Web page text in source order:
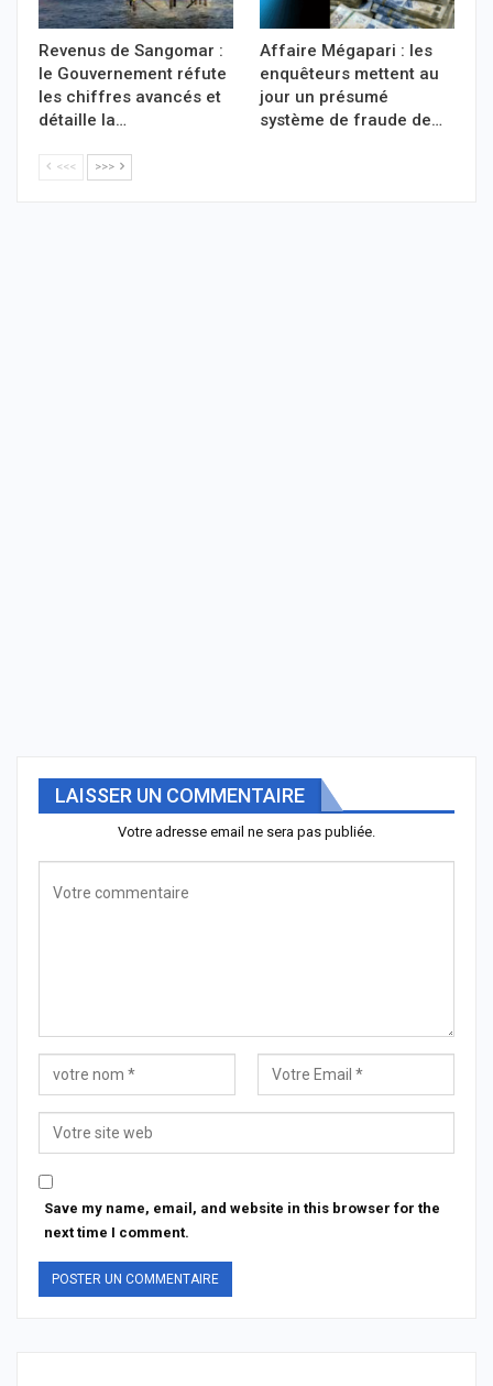
Revenus de Sangomar :
le Gouvernement réfute
les chiffres avancés et
détaille la…
Affaire Mégapari : les
enquêteurs mettent au
jour un présumé
système de fraude de…
<<< >>>
LAISSER UN COMMENTAIRE
Votre adresse email ne sera pas publiée.
Save my name, email, and website in this browser for the
next time I comment.